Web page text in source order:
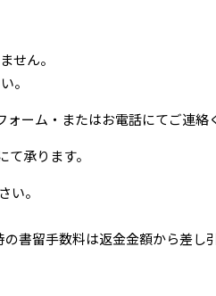
せん。
。
ーム・またはお電話にてご連絡
承ります。
い。
書留手数料は返金金額から差し